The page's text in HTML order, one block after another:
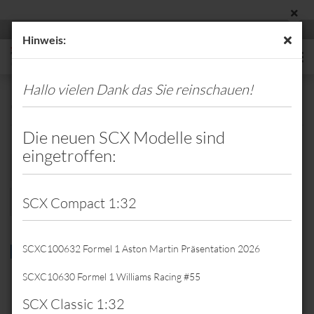
Hinweis:
Hallo vielen Dank das Sie reinschauen!
Die neuen SCX Modelle sind
eingetroffen:
SCX Compact 1:32
SCXC100632 Formel 1 Aston Martin Präsentation 2026
SCXC10630 Formel 1 Williams Racing #55
SCX Classic 1:32
Citroen
1
TOP